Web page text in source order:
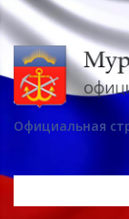
Официальная